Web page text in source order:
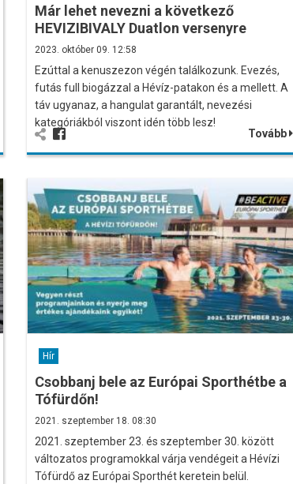
Már lehet nevezni a következő
HEVIZIBIVALY Duatlon versenyre
2023. október 09. 12:58
Ezúttal a kenuszezon végén találkozunk. Evezés,
futás full biogázzal a Hévíz-patakon és a mellett. A
táv ugyanaz, a hangulat garantált, nevezési
kategóriákból viszont idén több lesz!
Tovább
Hír
Csobbanj bele az Európai Sporthétbe a
Tófürdőn!
2021. szeptember 18. 08:30
2021. szeptember 23. és szeptember 30. között
változatos programokkal várja vendégeit a Hévízi
Tófürdő az Európai Sporthét keretein belül.